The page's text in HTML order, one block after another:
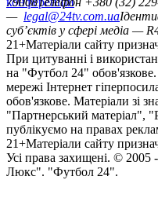
— legal@24tv.com.ua
суб’єктів у сфері медіа —
21+Матеріали сайту
При цитуванні і
на "Футбол 24"
мережі Інтернет
обов'язкове. Матеріали зі
"Партнерський матеріал",
публікуємо на правах
21+Матеріали сайту
Усi права захищенi. © 2005 -
Люкс". "Футбол 24".